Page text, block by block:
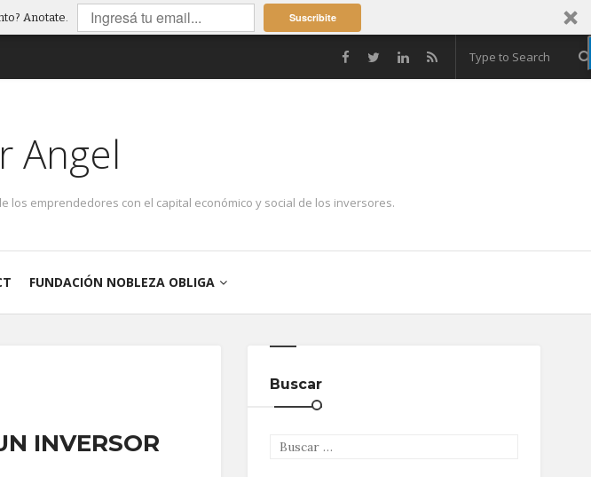
Anotate. Suscribite
Angel
emprendedores con el capital económico y social de los inversores.
FUNDACIÓN NOBLEZA OBLIGA
INVERSOR
Buscar